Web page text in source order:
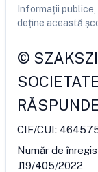
Informații
deține această
©
CIF/CUI:
Număr de
J19/405/2022